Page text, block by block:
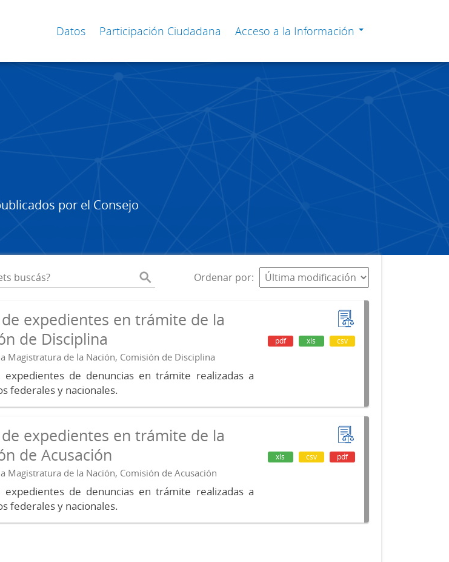
Datos Participación Ciudadana Acceso a la Información
por el Consejo
Ordenar por
expedientes en trámite de la
de Disciplina
Magistratura de la Nación, Comisión de Disciplina
expedientes de denuncias en trámite realizadas a
federales y nacionales.
pdf xls csv
expedientes en trámite de la
de Acusación
Magistratura de la Nación, Comisión de Acusación
expedientes de denuncias en trámite realizadas a
federales y nacionales.
xls csv pdf